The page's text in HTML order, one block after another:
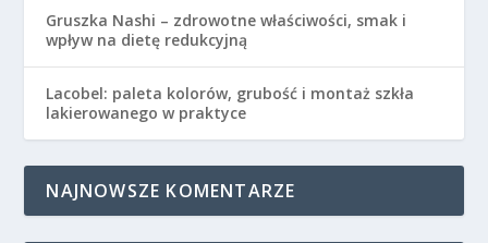
Gruszka Nashi – zdrowotne właściwości, smak i
wpływ na dietę redukcyjną
Lacobel: paleta kolorów, grubość i montaż szkła
lakierowanego w praktyce
NAJNOWSZE KOMENTARZE